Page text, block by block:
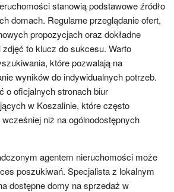
stanowią podstawowe źródło
domach. Regularne przeglądanie ofert,
propozycjach oraz dokładne
to klucz do sukcesu. Warto
które pozwalają na
wyników do indywidualnych potrzeb.
o oficjalnych stronach biur
w Koszalinie, które często
niż na ogólnodostępnych
agentem nieruchomości może
poszukiwań. Specjalista z lokalnym
dostępne domy na sprzedaż w